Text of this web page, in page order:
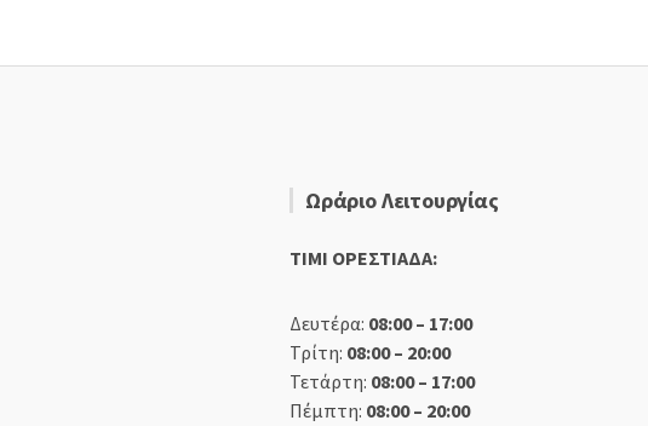
Ωράριο Λειτουργίας
TIMI ΟΡΕΣΤΙΑΔΑ:
Δευτέρα: 08:00 – 17:00
Τρίτη: 08:00 – 20:00
Τετάρτη: 08:00 – 17:00
Πέμπτη: 08:00 – 20:00